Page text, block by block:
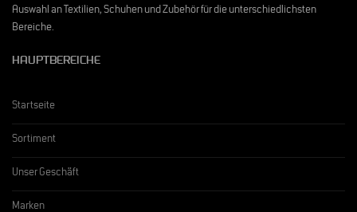
Auswahl an Textilien, Schuhen und Zubehör für die unterschiedlichsten
Bereiche.
HAUPTBEREICHE
Startseite
Sortiment
Unser Geschäft
Marken